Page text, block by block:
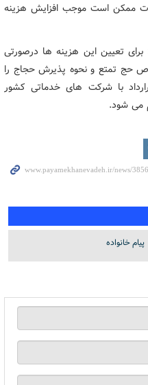
ممکن است موجب افزایش هزینه
تعیین این هزینه ها درصورتی
حج تمتع و نحوه پذیرش حجاج را
با شرکت های خدماتی کشور
می شود.
پیام خانواده